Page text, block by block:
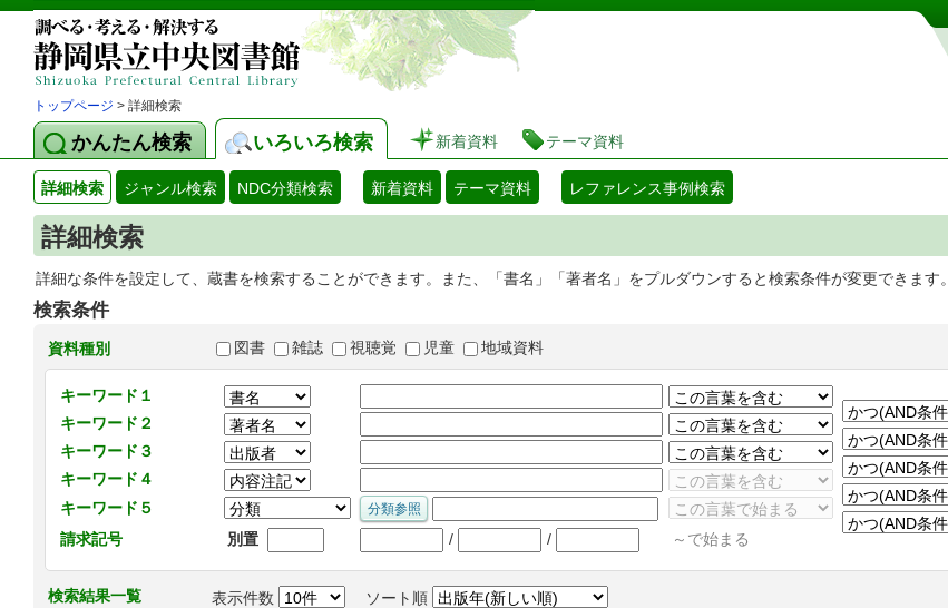
静岡県立図書館 蔵書検索・予約システム
トップページ > 詳細検索
かんたん検索 いろいろ検索 新着資料 テーマ資料
詳細検索 ジャンル検索 NDC分類検索 新着資料 テーマ資料 レファレンス事例検索
詳細検索
詳細な条件を設定して、蔵書を検索することができます。また、「書名」「著者名」をプルダウンすると検索条件が変更できます。
検索条件
資料種別 図書 雑誌 視聴覚 児童 地域資料
キーワード１
キーワード２
キーワード３
キーワード４
キーワード５
請求記号
別置 / / ～で始まる
検索結果一覧 表示件数 ソート順